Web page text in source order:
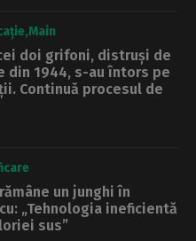
Main
doi grifoni, distruși de
din 1944, s-au întors pe
Continuă procesul de
un junghi în
„Tehnologia ineficientă
sus”